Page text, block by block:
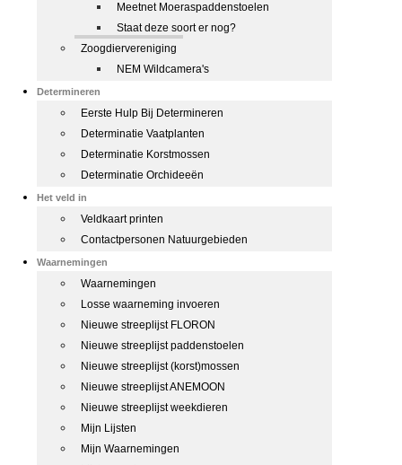
Meetnet Moeraspaddenstoelen
Staat deze soort er nog?
Zoogdiervereniging
NEM Wildcamera's
Determineren
Eerste Hulp Bij Determineren
Determinatie Vaatplanten
Determinatie Korstmossen
Determinatie Orchideeën
Het veld in
Veldkaart printen
Contactpersonen Natuurgebieden
Waarnemingen
Waarnemingen
Losse waarneming invoeren
Nieuwe streeplijst FLORON
Nieuwe streeplijst paddenstoelen
Nieuwe streeplijst (korst)mossen
Nieuwe streeplijst ANEMOON
Nieuwe streeplijst weekdieren
Mijn Lijsten
Mijn Waarnemingen